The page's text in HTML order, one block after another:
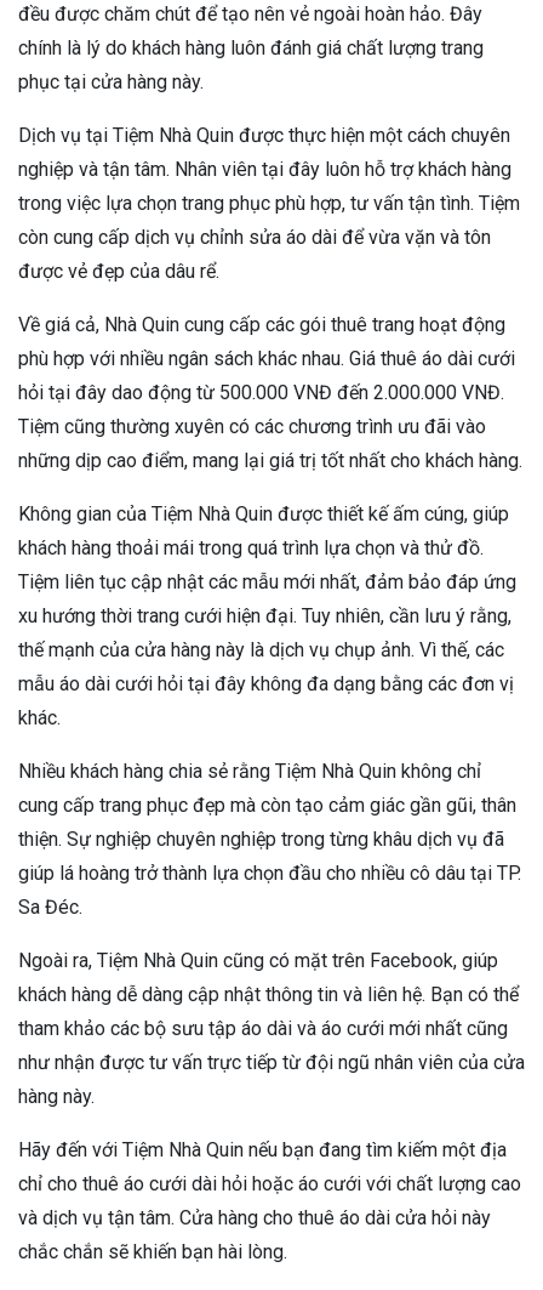
đều được chăm chút để tạo nên vẻ ngoài hoàn hảo. Đây
chính là lý do khách hàng luôn đánh giá chất lượng trang
phục tại cửa hàng này.
Dịch vụ tại Tiệm Nhà Quin được thực hiện một cách chuyên
nghiệp và tận tâm. Nhân viên tại đây luôn hỗ trợ khách hàng
trong việc lựa chọn trang phục phù hợp, tư vấn tận tình. Tiệm
còn cung cấp dịch vụ chỉnh sửa áo dài để vừa vặn và tôn
được vẻ đẹp của dâu rể.
Về giá cả, Nhà Quin cung cấp các gói thuê trang hoạt động
phù hợp với nhiều ngân sách khác nhau. Giá thuê áo dài cưới
hỏi tại đây dao động từ 500.000 VNĐ đến 2.000.000 VNĐ.
Tiệm cũng thường xuyên có các chương trình ưu đãi vào
những dịp cao điểm, mang lại giá trị tốt nhất cho khách hàng.
Không gian của Tiệm Nhà Quin được thiết kế ấm cúng, giúp
khách hàng thoải mái trong quá trình lựa chọn và thử đồ.
Tiệm liên tục cập nhật các mẫu mới nhất, đảm bảo đáp ứng
xu hướng thời trang cưới hiện đại. Tuy nhiên, cần lưu ý rằng,
thế mạnh của cửa hàng này là dịch vụ chụp ảnh. Vì thế, các
mẫu áo dài cưới hỏi tại đây không đa dạng bằng các đơn vị
khác.
Nhiều khách hàng chia sẻ rằng Tiệm Nhà Quin không chỉ
cung cấp trang phục đẹp mà còn tạo cảm giác gần gũi, thân
thiện. Sự nghiệp chuyên nghiệp trong từng khâu dịch vụ đã
giúp lá hoàng trở thành lựa chọn đầu cho nhiều cô dâu tại TP.
Sa Đéc.
Ngoài ra, Tiệm Nhà Quin cũng có mặt trên Facebook, giúp
khách hàng dễ dàng cập nhật thông tin và liên hệ. Bạn có thể
tham khảo các bộ sưu tập áo dài và áo cưới mới nhất cũng
như nhận được tư vấn trực tiếp từ đội ngũ nhân viên của cửa
hàng này.
Hãy đến với Tiệm Nhà Quin nếu bạn đang tìm kiếm một địa
chỉ cho thuê áo cưới dài hỏi hoặc áo cưới với chất lượng cao
và dịch vụ tận tâm. Cửa hàng cho thuê áo dài cửa hỏi này
chắc chắn sẽ khiến bạn hài lòng.